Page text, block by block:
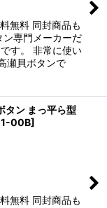
無料 同封商品も
ン専門メーカーだ
す。 非常に使い
瀬貝ボタンで
タン まっ平ら型
00B]
無料 同封商品も